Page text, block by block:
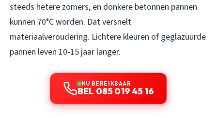
steeds hetere zomers, en donkere betonnen pannen
kunnen 70°C worden. Dat versnelt
materiaalveroudering. Lichtere kleuren of geglazuurde
pannen leven 10-15 jaar langer.
NU BEREIKBAAR
BEL 085 019 45 16